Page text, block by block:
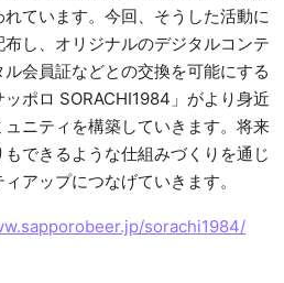
ています。今回、そうした活動に
し、オリジナルのデジタルコンテ
会員証などとの交換を可能にする
ポロ SORACHI1984」がより身近
ニティを構築していきます。将来
できるような仕組みづくりを通じ
アップにつなげていきます。
sorachi1984/